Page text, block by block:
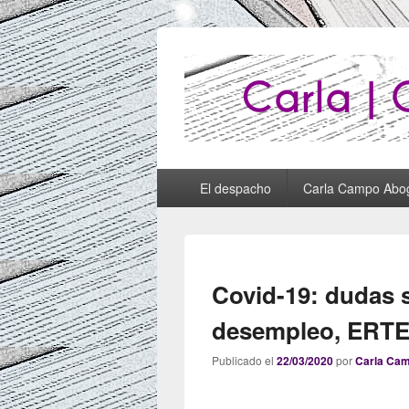
Abogados
Menú
principalEl despacho Carla Campo
Covid-19: dudas
desempleo,
Publicado el 22/03/2020porCarla